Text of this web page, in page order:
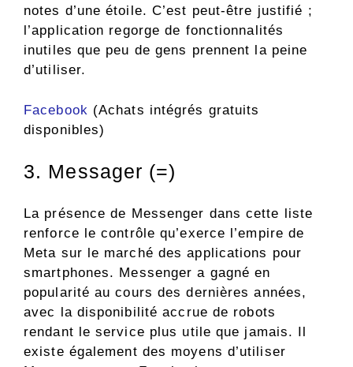
notes d’une étoile. C’est peut-être justifié ;
l’application regorge de fonctionnalités
inutiles que peu de gens prennent la peine
d’utiliser.
Facebook (Achats intégrés gratuits
disponibles)
3. Messager (=)
La présence de Messenger dans cette liste
renforce le contrôle qu’exerce l’empire de
Meta sur le marché des applications pour
smartphones. Messenger a gagné en
popularité au cours des dernières années,
avec la disponibilité accrue de robots
rendant le service plus utile que jamais. Il
existe également des moyens d’utiliser